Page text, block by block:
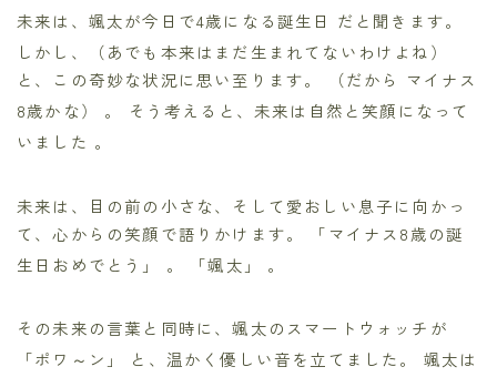
未来は、颯太が今日で4歳になる誕生日 だと聞きます。
しかし、（あでも本来はまだ生まれてないわけよね）
と、この奇妙な状況に思い至ります。 （だから マイナス
8歳かな） 。 そう考えると、未来は自然と笑顔になって
いました 。
未来は、目の前の小さな、そして愛おしい息子に向かっ
て、心からの笑顔で語りかけます。 「マイナス8歳の誕
生日おめでとう」 。 「颯太」 。
その未来の言葉と同時に、颯太のスマートウォッチが
「ポワ～ン」
と、温かく優しい音を立てました。 颯太は